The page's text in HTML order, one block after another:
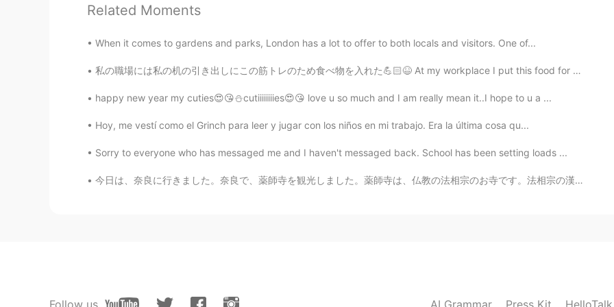
CN EN
救命好多中国人
柯南小心 2021.07.18 01:51
CN EN
哈哈哈哈怎么都是自己人
yuki 2021.07.18 01:47
Related Moments
When it comes to gardens and parks, London has a lot to offer to both locals and visitors. One of...
私の職場には私の机の引き出しにこの筋トレのため食べ物を入れた💪🏻😆 At my workplace I put this food for weight-training in my desk ...
happy new year my cuties😍😘⛄cutiiiiiiiies😍😘 love u so much and I am really mean it..I hope to u a ...
Hoy, me vestí como el Grinch para leer y jugar con los niños en mi trabajo. Era la última cosa qu...
Sorry to everyone who has messaged me and I haven't messaged back. School has been setting loads ...
今日は、奈良に行きました。奈良で、薬師寺を観光しました。薬師寺は、仏教の法相宗のお寺です。法相宗の漢文の経典は、僕の研究の目的です。お寺で、玄奘の像を見ました。玄奘は、中国仏教の偉い翻訳者でした...
Follow us AI Grammar Press Kit